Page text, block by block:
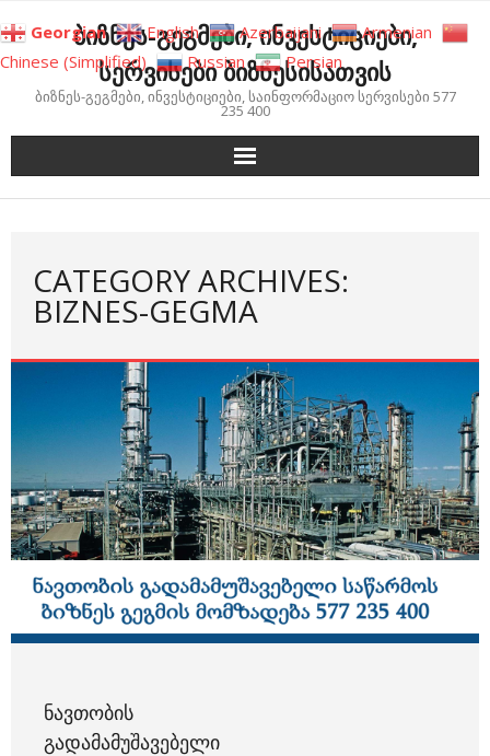
to
content
ბიზნეს-გეგმები, ინვესტიციები,
სერვისები ბიზნესისათვის
ბიზნეს-გეგმები, ინვესტიციები, საინფორმაციო სერვისები 577
235 400
CATEGORY ARCHIVES:
BIZNES-GEGMA
ᲜᲐᲕᲗᲝᲑᲘᲡ
ᲒᲐᲓᲐᲛᲐᲛᲣᲨᲐᲕᲔᲑᲔᲚᲘ
Georgian English Azerbaijani
Armenian
Chinese (Simplified)
Russian Persian